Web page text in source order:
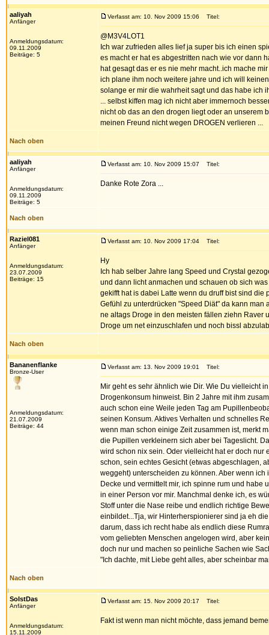
aaliyah
Anfänger
Anmeldungsdatum:
09.11.2009
Beiträge: 5
Verfasst am: 10. Nov 2009 15:06 Titel:
@M3V4LOT1
Ich war zufrieden alles lief ja super bis ich einen
es macht er hat es abgestritten nach wie vor dann
hat gesagt das er es nie mehr macht..ich mache
ich plane ihm noch weitere jahre und ich will
solange er mir die wahrheit sagt und das habe ich
... selbst kiffen mag ich nicht aber immernoch
nicht ob das an den drogen liegt oder an unserem
meinen Freund nicht wegen DROGEN verlieren ...
Nach oben
aaliyah
Anfänger
Anmeldungsdatum:
09.11.2009
Beiträge: 5
Verfasst am: 10. Nov 2009 15:07 Titel:
Danke Rote Zora ...
Nach oben
Raziel081
Anfänger
Anmeldungsdatum:
23.07.2009
Beiträge: 15
Verfasst am: 10. Nov 2009 17:04 Titel:
Hy
Ich hab selber Jahre lang Speed und Crystal
und dann licht anmachen und schauen ob sich
gekifft hat is dabei Latte wenn du druff bist sind
Gefühl zu unterdrücken "Speed Diät" da kann
ne altags Droge in den meisten fällen ziehn Raver
Droge um net einzuschlafen und noch bissl
Nach oben
Bananenflanke
Bronze-User
Anmeldungsdatum:
21.07.2009
Beiträge: 44
Verfasst am: 13. Nov 2009 19:01 Titel:
Mir geht es sehr ähnlich wie Dir. Wie Du vielleicht
Drogenkonsum hinweist. Bin 2 Jahre mit ihm
auch schon eine Weile jeden Tag am
seinen Konsum. Aktives Verhalten und schnelles
wenn man schon einige Zeit zusammen ist, merkt
die Pupillen verkleinern sich aber bei Tageslicht.
wird schon nix sein. Oder vielleicht hat er doch nur
schon, sein echtes Gesicht (etwas abgeschlagen,
weggeht) unterscheiden zu können. Aber wenn
Decke und vermittelt mir, ich spinne rum und habe
in einer Person vor mir. Manchmal denke ich, es
Stoff unter die Nase reibe und endlich richtige
einbildet...Tja, wir Hinterherspionierer sind ja eh
darum, dass ich recht habe als endlich diese
vom geliebten Menschen angelogen wird, aber
doch nur und machen so peinliche Sachen wie
"Ich dachte, mit Liebe geht alles, aber scheinbar
Nach oben
SoIstDas
Anfänger
Anmeldungsdatum:
15.11.2009
Verfasst am: 15. Nov 2009 20:17 Titel:
Fakt ist wenn man nicht möchte, dass jemand